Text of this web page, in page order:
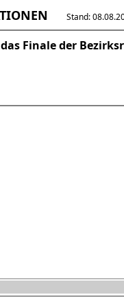
Stand:
Finale der